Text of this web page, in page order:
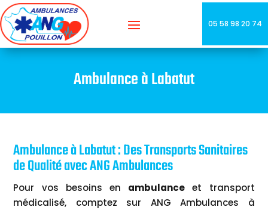
05 58 98 20 74
Ambulance à Labatut
Ambulance à Labatut : Des Transports Sanitaires
de Qualité avec ANG Ambulances
Pour vos besoins en ambulance et transport
médicalisé, comptez sur ANG Ambulances à